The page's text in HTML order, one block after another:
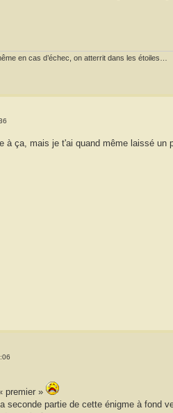
en cas d’échec, on atterrit dans les étoiles…
à ça, mais je t'ai quand même laissé un
premier »
seconde partie de cette énigme à fond